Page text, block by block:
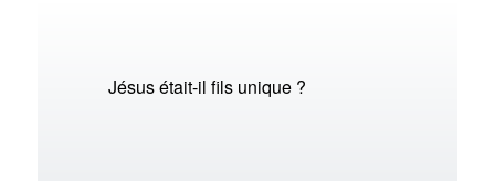
Jésus était-il fils unique ?